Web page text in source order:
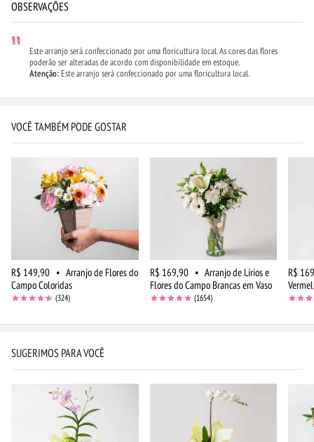
OBSERVAÇÕES
Este arranjo será confeccionado por uma floricultura local. As cores das flores
poderão ser alteradas de acordo com disponibilidade em estoque.
Atenção:Este arranjo será confeccionado por uma floricultura local.
VOCÊ TAMBÉM PODE GOSTAR
R$ 149,90 • Arranjo de Flores do
Campo Coloridas
(324)
R$ 169,90 • Arranjo de Lírios e
Flores do Campo Brancas em Vaso
(1654)
R$
SUGERIMOS PARA VOCÊ